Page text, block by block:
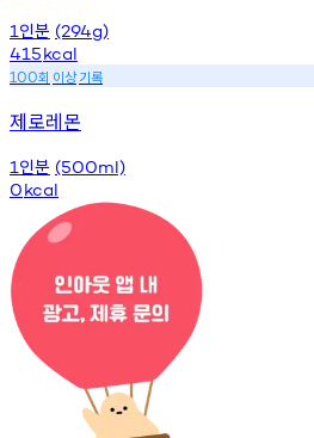
1 인분 (294g)
415kcal
100회 이상기록
제로레몬
1 인분 (500ml)
0kcal